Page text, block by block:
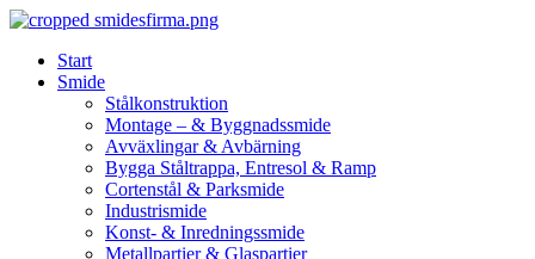
Skip
contentStart
Smide
Stålkonstruktion
Montage – & Byggnadssmide
Avväxlingar & Avbärning
Bygga Ståltrappa, Entresol & Ramp
Cortenstål & Parksmide
Industrismide
Konst- & Inredningssmide
Metallpartier & Glaspartier